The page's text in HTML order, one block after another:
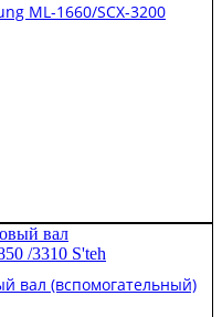
ML-1660/SCX-3200
вал (вспомогательный)